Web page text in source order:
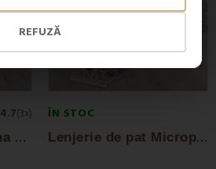
REFUZĂ
4.7(3x)
L
enjerie de pat Mona microfleece
ÎN STOC
L
enjerie de pat Microplush Inez EMI –...